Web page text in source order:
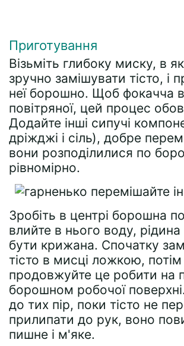
Приготування
Візьміть глибоку миску, в
зручно замішувати тісто, і
неї борошно. Щоб фокачча
повітряної, цей процес
Додайте інші сипучі
дріжджі і сіль), добре
вони розподілилися по
рівномірно.
Зробіть в центрі борошна
влийте в нього воду,
бути крижана. Спочатку
тісто в мисці ложкою, потім
продовжуйте це робити на
борошном робочої
до тих пір, поки тісто не
прилипати до рук, воно
пишне і м'яке.